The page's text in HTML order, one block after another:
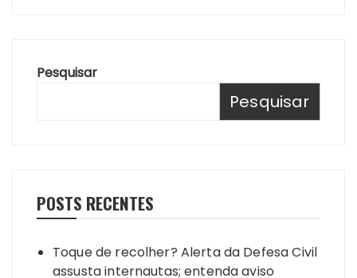
Pesquisar
Pesquisar
POSTS RECENTES
Toque de recolher? Alerta da Defesa Civil
assusta internautas; entenda aviso